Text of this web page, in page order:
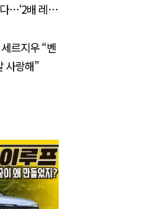
…‘2배 레버
르지우 “벤
사랑해”